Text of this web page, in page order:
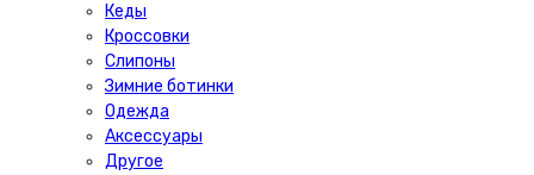
Кеды
Кроссовки
Слипоны
Зимние ботинки
Одежда
Аксессуары
Другое